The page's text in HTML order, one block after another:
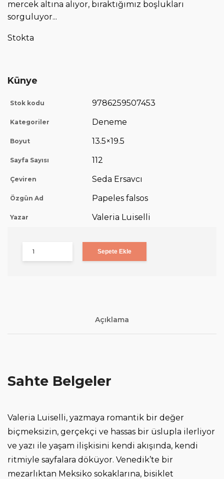
mercek altına alıyor, bıraktığımız boşlukları
sorguluyor...
Stokta
Künye
Stok kodu 9786259507453
Kategoriler Deneme
Boyut 13.5×19.5
Sayfa Sayısı 112
Çeviren Seda Ersavcı
Özgün Ad Papeles falsos
Yazar Valeria Luiselli
Sepete Ekle
Açıklama
Sahte Belgeler
Valeria Luiselli, yazmaya romantik bir değer
biçmeksizin, gerçekçi ve hassas bir üslupla ilerliyor
ve yazı ile yaşam ilişkisini kendi akışında, kendi
ritmiyle sayfalara döküyor. Venedik’te bir
mezarlıktan Meksiko sokaklarına, bisiklet